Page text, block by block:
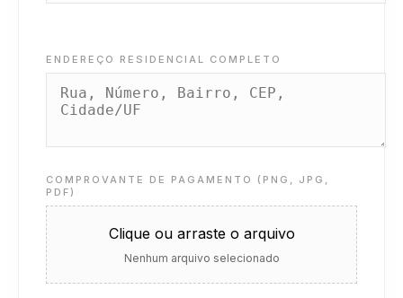
ENDEREÇO RESIDENCIAL COMPLETO
COMPROVANTE DE PAGAMENTO (PNG, JPG,
PDF)
Clique ou arraste o arquivo
Nenhum arquivo selecionado